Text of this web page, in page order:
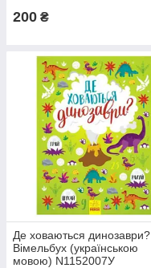
200 ₴
Де ховаються динозаври?
Вімельбух (українською
мовою) N1152007У